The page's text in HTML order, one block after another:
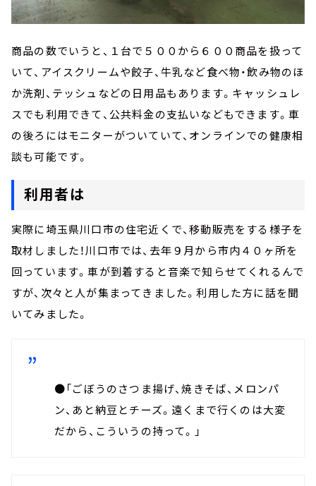
商品の数でいうと、１台で５００から６００商品を扱って
いて、アイスクリームや餃子、牛乳など食べ物・飲み物のほ
か洗剤、テッシュなどの日用品もあります。キャッシュレ
スでも利用できて、公共料金の支払いなどもできます。車
の後ろにはモニターがついていて、オンラインでの健康相
談も可能です。
利用者は
実際に埼玉県川口市の住宅近くで、移動販売をする様子を
取材しました！川口市では、去年９月から市内４０ヶ所を
回っています。車が到着すると音楽で知らせてくれるんで
すが、次々と人が集まってきました。利用した方に話を聞
いてみました。
●「ごぼうのさつま揚げ、焼きそば、メロンパ
ン、あと納豆とチーズ。遠くまで行くのは大変
だから、こういうの持って。」